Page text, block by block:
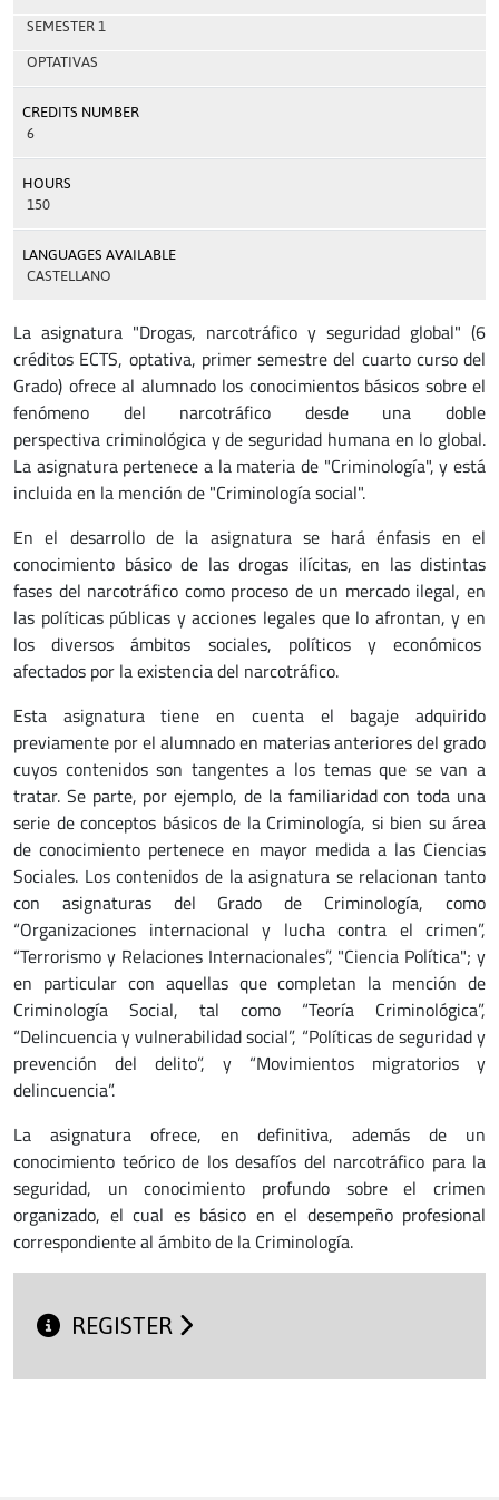
SEMESTER 1
OPTATIVAS
CREDITS NUMBER
6
HOURS
150
LANGUAGES AVAILABLE
CASTELLANO
La asignatura "Drogas, narcotráfico y seguridad global" (6
créditos ECTS, optativa, primer semestre del cuarto curso del
Grado) ofrece al alumnado los conocimientos básicos sobre el
fenómeno del narcotráfico desde una doble
perspectiva criminológica y de seguridad humana en lo global.
La asignatura pertenece a la materia de "Criminología", y está
incluida en la mención de "Criminología social".
En el desarrollo de la asignatura se hará énfasis en el
conocimiento básico de las drogas ilícitas, en las distintas
fases del narcotráfico como proceso de un mercado ilegal, en
las políticas públicas y acciones legales que lo afrontan, y en
los diversos ámbitos sociales, políticos y económicos
afectados por la existencia del narcotráfico.
Esta asignatura tiene en cuenta el bagaje adquirido
previamente por el alumnado en materias anteriores del grado
cuyos contenidos son tangentes a los temas que se van a
tratar. Se parte, por ejemplo, de la familiaridad con toda una
serie de conceptos básicos de la Criminología, si bien su área
de conocimiento pertenece en mayor medida a las Ciencias
Sociales. Los contenidos de la asignatura se relacionan tanto
con asignaturas del Grado de Criminología, como
“Organizaciones internacional y lucha contra el crimen”,
“Terrorismo y Relaciones Internacionales”, "Ciencia Política"; y
en particular con aquellas que completan la mención de
Criminología Social, tal como “Teoría Criminológica”,
“Delincuencia y vulnerabilidad social”, “Políticas de seguridad y
prevención del delito”, y “Movimientos migratorios y
delincuencia”.
La asignatura ofrece, en definitiva, además de un
conocimiento teórico de los desafíos del narcotráfico para la
seguridad, un conocimiento profundo sobre el crimen
organizado, el cual es básico en el desempeño profesional
correspondiente al ámbito de la Criminología.
REGISTER